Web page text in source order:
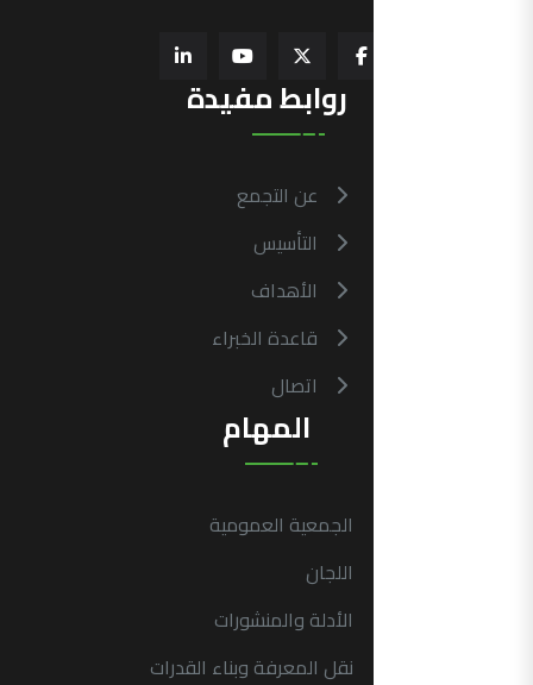
روابط مفيدة
عن التجمع
التأسيس
الأهداف
قاعدة الخبراء
اتصال
المهام
الجمعية العمومية
اللجان
الأدلة والمنشورات
نقل المعرفة وبناء القدرات